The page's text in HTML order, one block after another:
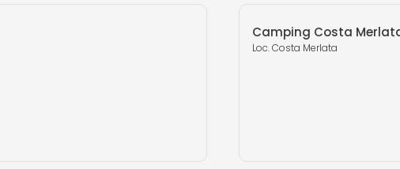
Camping Costa
Loc. Costa Merlata